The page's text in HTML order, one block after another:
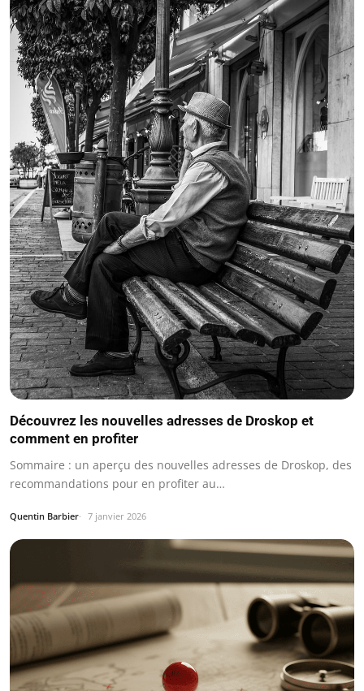
Découvrez les nouvelles adresses de Droskop et
comment en profiter
Sommaire : un aperçu des nouvelles adresses de Droskop, des
recommandations pour en profiter au…
Quentin Barbier 7 janvier 2026